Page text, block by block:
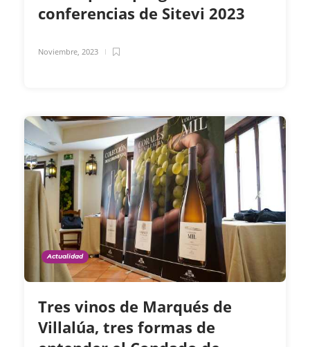
conferencias de Sitevi 2023
Noviembre, 2023
Actualidad
Tres vinos de Marqués de
Villalúa, tres formas de